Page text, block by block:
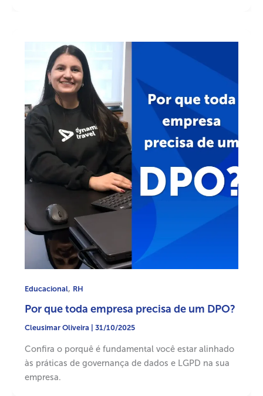
Educacional, RH
Por que toda empresa precisa de um DPO?
Cleusimar Oliveira 31/10/2025
Confira o porquê é fundamental você estar alinhado
às práticas de governança de dados e LGPD na sua
empresa.